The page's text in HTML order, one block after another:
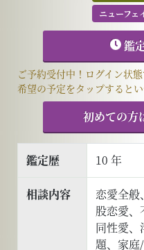
ニューフェ
鑑
ご予約受付中！ログイン状
希望の予定をタップすると
初めての方
鑑定歴 10 年
相談内容
恋愛全般
股恋愛、
同性愛、
題、家庭